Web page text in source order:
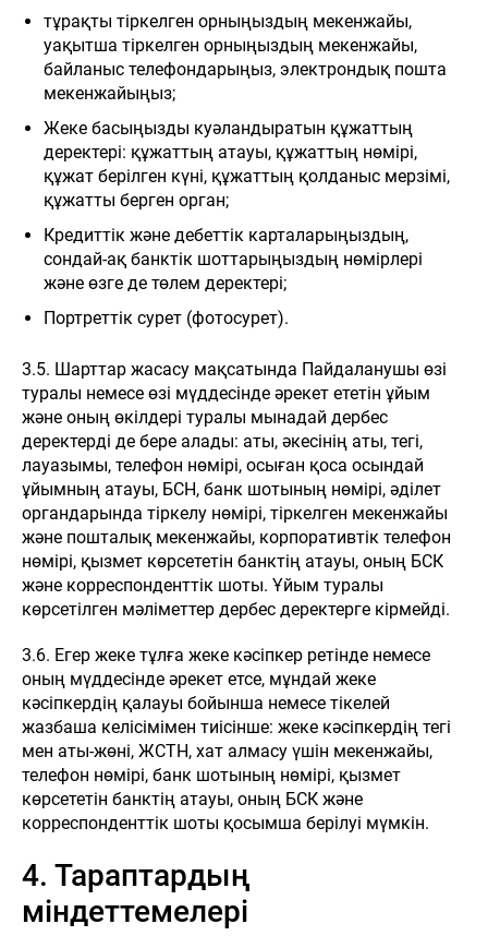
тұрақты тіркелген орныңыздың мекенжайы,
уақытша тіркелген орныңыздың мекенжайы,
байланыс телефондарыңыз, электрондық пошта
мекенжайыңыз;
Жеке басыңызды куәландыратын құжаттың
деректері: құжаттың атауы, құжаттың нөмірі,
құжат берілген күні, құжаттың қолданыс мерзімі,
құжатты берген орган;
Кредиттік және дебеттік карталарыңыздың,
сондай-ақ банктік шоттарыңыздың нөмірлері
және өзге де төлем деректері;
Портреттік сурет (фотосурет).
3.5. Шарттар жасасу мақсатында Пайдаланушы өзі
туралы немесе өзі мүддесінде әрекет ететін ұйым
және оның өкілдері туралы мынадай дербес
деректерді де бере алады: аты, әкесінің аты, тегі,
лауазымы, телефон нөмірі, осыған қоса осындай
ұйымның атауы, БСН, банк шотының нөмірі, әділет
органдарында тіркелу нөмірі, тіркелген мекенжайы
және пошталық мекенжайы, корпоративтік телефон
нөмірі, қызмет көрсететін банктің атауы, оның БСК
және корреспонденттік шоты. Ұйым туралы
көрсетілген мәліметтер дербес деректерге кірмейді.
3.6. Егер жеке тұлға жеке кәсіпкер ретінде немесе
оның мүддесінде әрекет етсе, мұндай жеке
кәсіпкердің қалауы бойынша немесе тікелей
жазбаша келісімімен тиісінше: жеке кәсіпкердің тегі
мен аты-жөні, ЖСТН, хат алмасу үшін мекенжайы,
телефон нөмірі, банк шотының нөмірі, қызмет
көрсететін банктің атауы, оның БСК және
корреспонденттік шоты қосымша берілуі мүмкін.
4. Тараптардың
міндеттемелері